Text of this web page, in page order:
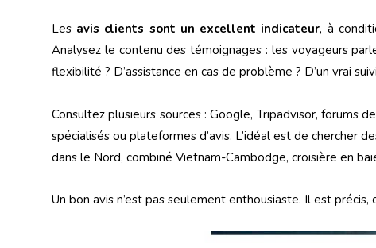
Les avis clients sont un excellent indicateur, à
Analysez le contenu des témoignages : les voyageurs
flexibilité ? D’assistance en cas de problème ? D’un vrai
Consultez plusieurs sources : Google, Tripadvisor, forums
spécialisés ou plateformes d’avis. L’idéal est de chercher
dans le Nord, combiné Vietnam-Cambodge, croisière en
Un bon avis n’est pas seulement enthousiaste. Il est